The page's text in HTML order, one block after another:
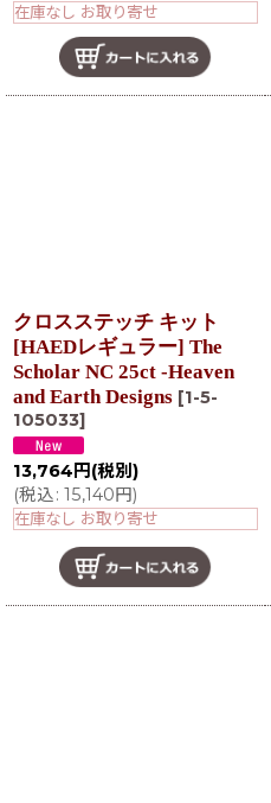
在庫なし お取り寄せ
クロスステッチ キット
[HAEDレギュラー] The
Scholar NC 25ct -Heaven
and Earth Designs [1-5-
105033]
13,764 円 (税別)
(税込: 15,140円)
在庫なし お取り寄せ